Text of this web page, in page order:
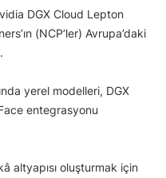
DGX Cloud Lepton
(NCP’ler) Avrupa’daki
yerel modelleri, DGX
entegrasyonu
altyapısı oluşturmak için